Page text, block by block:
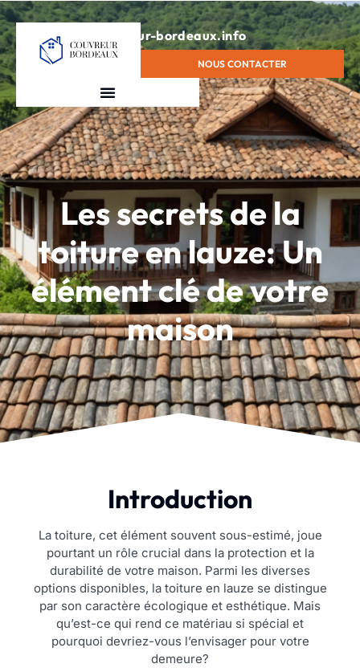
contact@couvreur-bordeaux.info
NOUS CONTACTER
Les secrets de la
toiture en lauze: Un
élément clé de votre
maison
Introduction
La toiture, cet élément souvent sous-estimé, joue
pourtant un rôle crucial dans la protection et la
durabilité de votre maison. Parmi les diverses
options disponibles, la toiture en lauze se distingue
par son caractère écologique et esthétique. Mais
qu’est-ce qui rend ce matériau si spécial et
pourquoi devriez-vous l’envisager pour votre
demeure?